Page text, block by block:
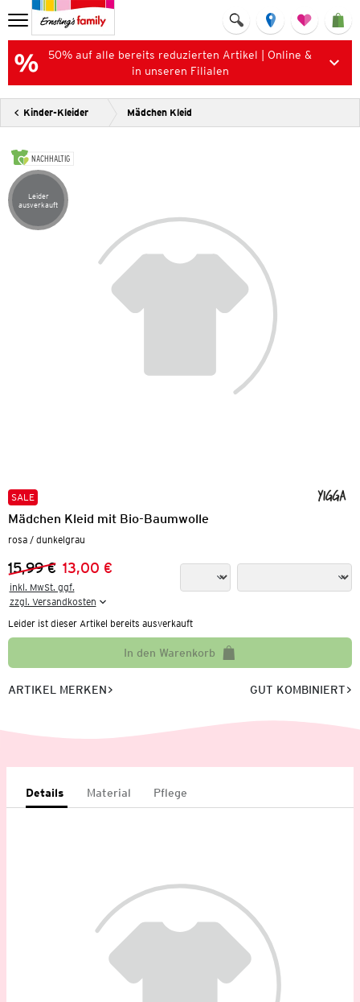
50% auf alle bereits reduzierten Artikel | Online &
in unseren Filialen
Kinder-Kleider Mädchen Kleid
NACHHALTIG
Artikel leider ausverkauft
Leider
ausverkauft
SALE
Mädchen Kleid mit Bio-Baumwolle
rosa / dunkelgrau
Vorheriger Preis:
15,99 €
Neuer Preis:
13,00 €
inkl. MwSt. ggf.
zzgl. Versandkosten
Leider ist dieser Artikel bereits ausverkauft
In den Warenkorb
ARTIKEL MERKEN GUT KOMBINIERT
Details Material Pflege